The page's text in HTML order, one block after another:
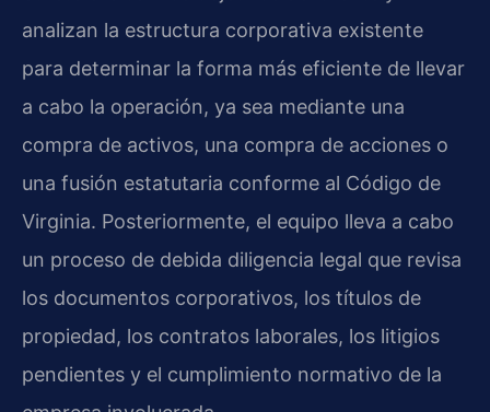
analizan la estructura corporativa existente
para determinar la forma más eficiente de llevar
a cabo la operación, ya sea mediante una
compra de activos, una compra de acciones o
una fusión estatutaria conforme al Código de
Virginia. Posteriormente, el equipo lleva a cabo
un proceso de debida diligencia legal que revisa
los documentos corporativos, los títulos de
propiedad, los contratos laborales, los litigios
pendientes y el cumplimiento normativo de la